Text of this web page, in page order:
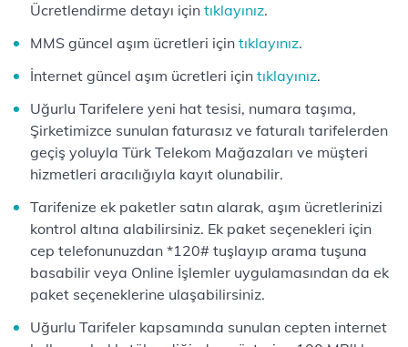
Ücretlendirme detayı için tıklayınız.
MMS güncel aşım ücretleri için tıklayınız.
İnternet güncel aşım ücretleri için tıklayınız.
Uğurlu Tarifelere yeni hat tesisi, numara taşıma,
Şirketimizce sunulan faturasız ve faturalı tarifelerden
geçiş yoluyla Türk Telekom Mağazaları ve müşteri
hizmetleri aracılığıyla kayıt olunabilir.
Tarifenize ek paketler satın alarak, aşım ücretlerinizi
kontrol altına alabilirsiniz. Ek paket seçenekleri için
cep telefonunuzdan *120# tuşlayıp arama tuşuna
basabilir veya Online İşlemler uygulamasından da ek
paket seçeneklerine ulaşabilirsiniz.
Uğurlu Tarifeler kapsamında sunulan cepten internet